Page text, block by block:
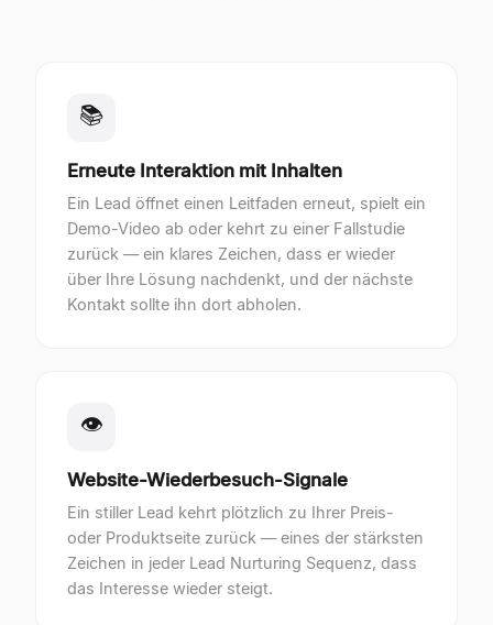
📚
Erneute Interaktion mit Inhalten
Ein Lead öffnet einen Leitfaden erneut, spielt ein
Demo-Video ab oder kehrt zu einer Fallstudie
zurück — ein klares Zeichen, dass er wieder
über Ihre Lösung nachdenkt, und der nächste
Kontakt sollte ihn dort abholen.
👁
Website-Wiederbesuch-Signale
Ein stiller Lead kehrt plötzlich zu Ihrer Preis-
oder Produktseite zurück — eines der stärksten
Zeichen in jeder Lead Nurturing Sequenz, dass
das Interesse wieder steigt.